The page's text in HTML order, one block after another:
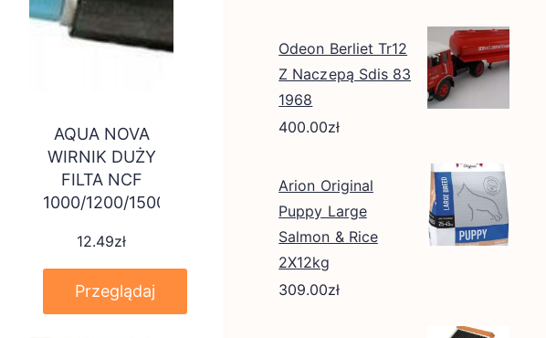
AQUA NOVA
WIRNIK DUŻY
FILTA NCF
1000/1200/1500
12.49zł
Przeglądaj
Odeon Berliet Tr12
Z Naczepą Sdis 83
1968
400.00zł
Arion Original
Puppy Large
Salmon & Rice
2X12kg
309.00zł